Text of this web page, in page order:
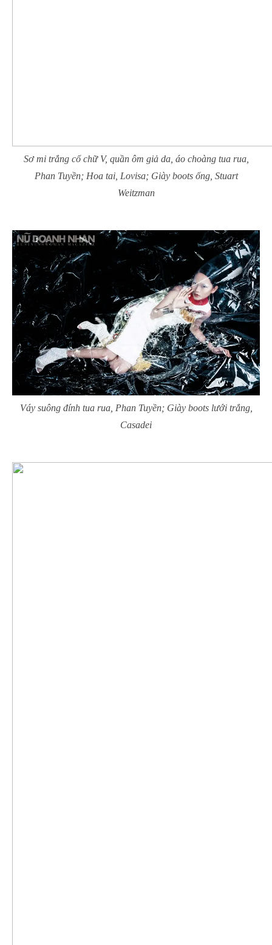
Sơ mi trắng cổ chữ V, quần ôm giả da, áo choàng tua rua,
Phan Tuyền; Hoa tai, Lovisa; Giày boots ống, Stuart
Weitzman
Váy suông đính tua rua, Phan Tuyền; Giày boots lưới trắng,
Casadei